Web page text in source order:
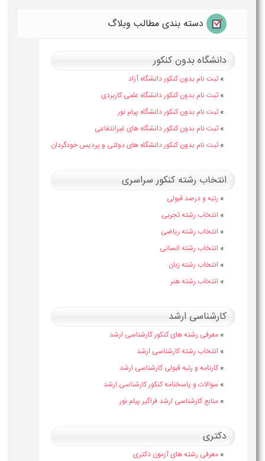
دسته بندی مطالب وبلاگ
دانشگاه بدون کنکور
» ثبت نام بدون کنکور دانشگاه آزاد
» ثبت نام بدون کنکور دانشگاه علمی کاربردی
» ثبت نام بدون کنکور دانشگاه پیام نور
» ثبت نام بدون کنکور دانشگاه های غیرانتفاعی
» ثبت نام بدون کنکور دانشگاه های دولتی و پردیس خودگردان
انتخاب رشته کنکور سراسری
» رتبه و درصد قبولی
» انتخاب رشته تجربی
» انتخاب رشته ریاضی
» انتخاب رشته انسانی
» انتخاب رشته زبان
» انتخاب رشته هنر
کارشناسی ارشد
» معرفی رشته های کنکور کارشناسی ارشد
» انتخاب رشته کارشناسی ارشد
» کارنامه و رتبه قبولی کارشناسی ارشد
» سوالات و پاسخنامه کنکور کارشناسی ارشد
» منابع کارشناسی ارشد فراگیر پیام نور
دکتری
» معرفی رشته های آزمون دکتری